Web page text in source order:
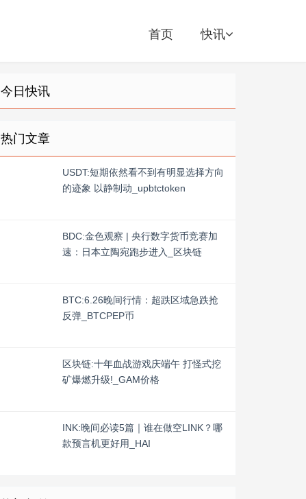
首页 快讯
今日快讯
热门文章
USDT:短期依然看不到有明显选择方向
的迹象 以静制动_upbtctoken
BDC:金色观察 | 央行数字货币竞赛加
速：日本立陶宛跑步进入_区块链
BTC:6.26晚间行情：超跌区域急跌抢
反弹_BTCPEP币
区块链:十年血战游戏庆端午 打怪式挖
矿爆燃升级!_GAM价格
INK:晚间必读5篇｜谁在做空LINK？哪
款预言机更好用_HAI